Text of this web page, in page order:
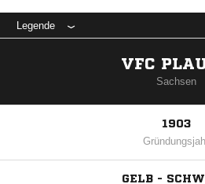
Legende
VFC
Sachsen
1903
GELB -